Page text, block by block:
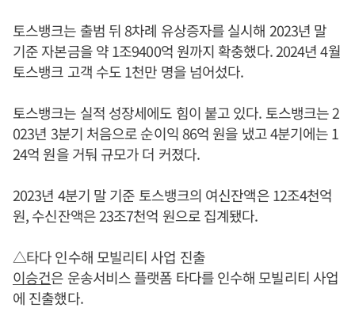
토스뱅크는 출범 뒤 8차례 유상증자를 실시해 2023년 말
기준 자본금을 약 1조9400억 원까지 확충했다. 2024년 4월
토스뱅크 고객 수도 1천만 명을 넘어섰다.
토스뱅크는 실적 성장세에도 힘이 붙고 있다. 토스뱅크는 2
023년 3분기 처음으로 순이익 86억 원을 냈고 4분기에는 1
24억 원을 거둬 규모가 더 커졌다.
2023년 4분기 말 기준 토스뱅크의 여신잔액은 12조4천억
원, 수신잔액은 23조7천억 원으로 집계됐다.
△타다 인수해 모빌리티 사업 진출
이승건은 운송서비스 플랫폼 타다를 인수해 모빌리티 사업
에 진출했다.